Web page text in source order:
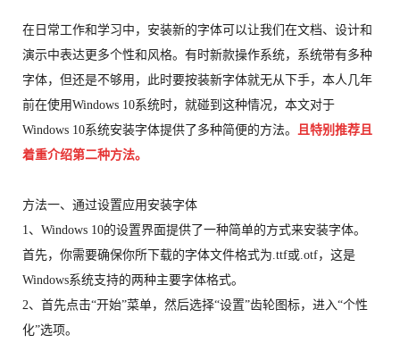
在日常工作和学习中，安装新的字体可以让我们在文档、设计和
演示中表达更多个性和风格。有时新款操作系统，系统带有多种
字体，但还是不够用，此时要按装新字体就无从下手，本人几年
前在使用Windows 10系统时，就碰到这种情况，本文对于
Windows 10系统安装字体提供了多种简便的方法。 且特别推荐且
着重介绍第二种方法。
方法一、通过设置应用安装字体
1、Windows 10的设置界面提供了一种简单的方式来安装字体。
首先，你需要确保你所下载的字体文件格式为.ttf或.otf，这是
Windows系统支持的两种主要字体格式。
2、首先点击“开始”菜单，然后选择“设置”齿轮图标，进入“个性
化”选项。